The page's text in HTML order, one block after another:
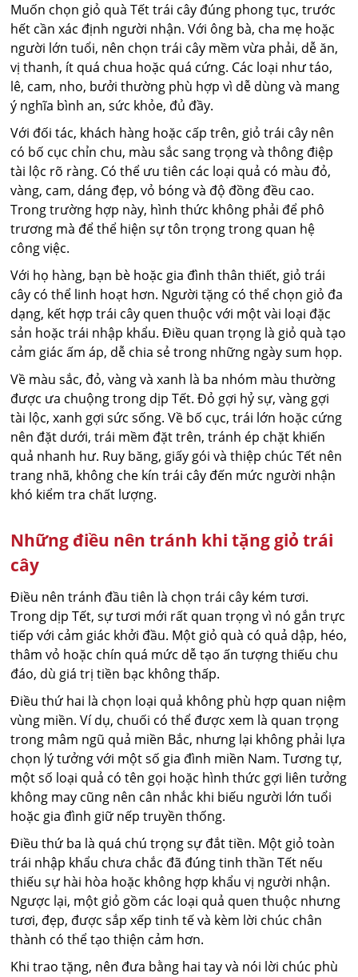
Muốn chọn giỏ quà Tết trái cây đúng phong tục, trước
hết cần xác định người nhận. Với ông bà, cha mẹ hoặc
người lớn tuổi, nên chọn trái cây mềm vừa phải, dễ ăn,
vị thanh, ít quá chua hoặc quá cứng. Các loại như táo,
lê, cam, nho, bưởi thường phù hợp vì dễ dùng và mang
ý nghĩa bình an, sức khỏe, đủ đầy.
Với đối tác, khách hàng hoặc cấp trên, giỏ trái cây nên
có bố cục chỉn chu, màu sắc sang trọng và thông điệp
tài lộc rõ ràng. Có thể ưu tiên các loại quả có màu đỏ,
vàng, cam, dáng đẹp, vỏ bóng và độ đồng đều cao.
Trong trường hợp này, hình thức không phải để phô
trương mà để thể hiện sự tôn trọng trong quan hệ
công việc.
Với họ hàng, bạn bè hoặc gia đình thân thiết, giỏ trái
cây có thể linh hoạt hơn. Người tặng có thể chọn giỏ đa
dạng, kết hợp trái cây quen thuộc với một vài loại đặc
sản hoặc trái nhập khẩu. Điều quan trọng là giỏ quà tạo
cảm giác ấm áp, dễ chia sẻ trong những ngày sum họp.
Về màu sắc, đỏ, vàng và xanh là ba nhóm màu thường
được ưa chuộng trong dịp Tết. Đỏ gợi hỷ sự, vàng gợi
tài lộc, xanh gợi sức sống. Về bố cục, trái lớn hoặc cứng
nên đặt dưới, trái mềm đặt trên, tránh ép chặt khiến
quả nhanh hư. Ruy băng, giấy gói và thiệp chúc Tết nên
trang nhã, không che kín trái cây đến mức người nhận
khó kiểm tra chất lượng.
Những điều nên tránh khi tặng giỏ trái
cây
Điều nên tránh đầu tiên là chọn trái cây kém tươi.
Trong dịp Tết, sự tươi mới rất quan trọng vì nó gắn trực
tiếp với cảm giác khởi đầu. Một giỏ quà có quả dập, héo,
thâm vỏ hoặc chín quá mức dễ tạo ấn tượng thiếu chu
đáo, dù giá trị tiền bạc không thấp.
Điều thứ hai là chọn loại quả không phù hợp quan niệm
vùng miền. Ví dụ, chuối có thể được xem là quan trọng
trong mâm ngũ quả miền Bắc, nhưng lại không phải lựa
chọn lý tưởng với một số gia đình miền Nam. Tương tự,
một số loại quả có tên gọi hoặc hình thức gợi liên tưởng
không may cũng nên cân nhắc khi biếu người lớn tuổi
hoặc gia đình giữ nếp truyền thống.
Điều thứ ba là quá chú trọng sự đắt tiền. Một giỏ toàn
trái nhập khẩu chưa chắc đã đúng tinh thần Tết nếu
thiếu sự hài hòa hoặc không hợp khẩu vị người nhận.
Ngược lại, một giỏ gồm các loại quả quen thuộc nhưng
tươi, đẹp, được sắp xếp tinh tế và kèm lời chúc chân
thành có thể tạo thiện cảm hơn.
Khi trao tặng, nên đưa bằng hai tay và nói lời chúc phù